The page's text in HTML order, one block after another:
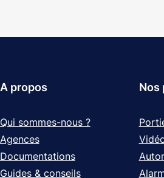
A propos
Qui sommes-nous ?
Agences
Documentations
Guides & conseils
Nos